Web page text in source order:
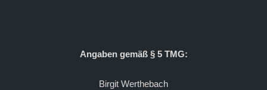
Angaben gemäß § 5 TMG:
Birgit Werthebach